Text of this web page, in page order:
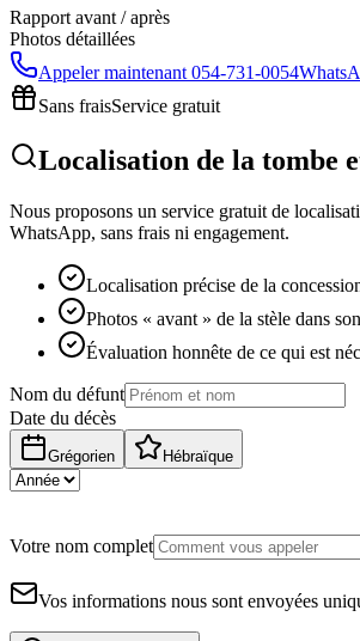
Rapport avant / après
Photos détaillées
Appeler maintenant 054-731-0054
Sans fraisService gratuit
Localisation de la tombe
Nous proposons un service gratuit de
WhatsApp, sans frais ni engagement.
Localisation précise de la
Photos « avant » de la stèle dans
Évaluation honnête de ce qui est
Nom du défunt
Date du décès
Grégorien Hébraïque
Votre nom complet
Vos informations nous sont envoyées